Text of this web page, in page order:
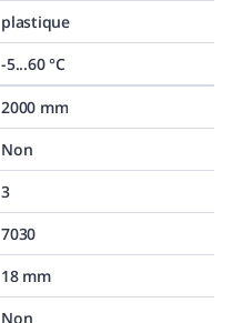
plastique
-5...60 °C
2000 mm
Non
3
7030
18 mm
Non